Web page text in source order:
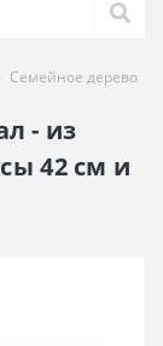
Семейное дерево
- из
42 см и